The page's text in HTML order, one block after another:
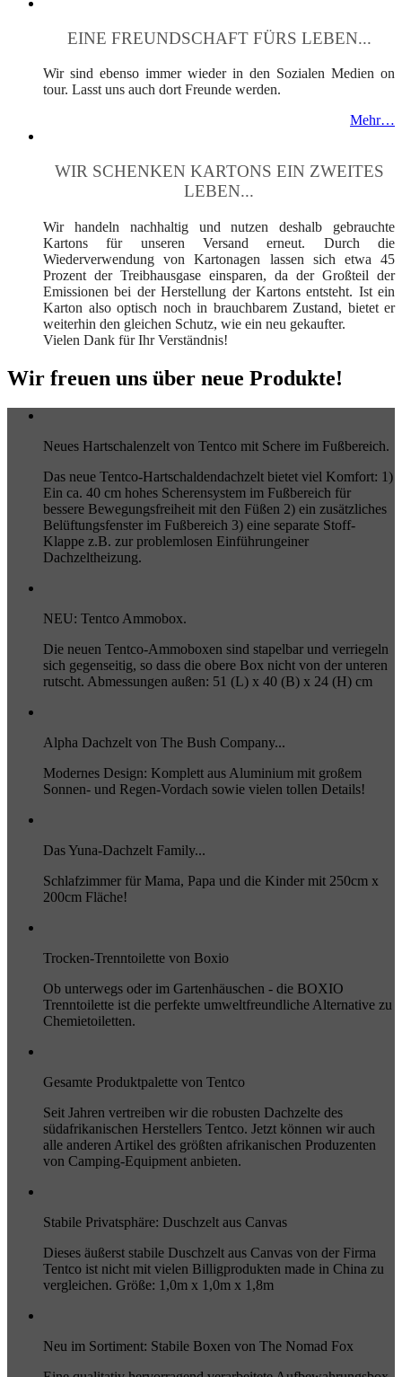
EINE FREUNDSCHAFT FÜRS LEBEN...
Wir sind ebenso immer wieder in den Sozialen Medien on
tour. Lasst uns auch dort Freunde werden.
Mehr…
WIR SCHENKEN KARTONS EIN ZWEITES
LEBEN...
Wir handeln nachhaltig und nutzen deshalb gebrauchte
Kartons für unseren Versand erneut. Durch die
Wiederverwendung von Kartonagen lassen sich etwa 45
Prozent der Treibhausgase einsparen, da der Großteil der
Emissionen bei der Herstellung der Kartons entsteht. Ist ein
Karton also optisch noch in brauchbarem Zustand, bietet er
weiterhin den gleichen Schutz, wie ein neu gekaufter.
Vielen Dank für Ihr Verständnis!
Wir freuen uns über neue Produkte!
Neues Hartschalenzelt von Tentco mit Schere im Fußbereich.
Das neue Tentco-Hartschaldendachzelt bietet viel Komfort: 1)
Ein ca. 40 cm hohes Scherensystem im Fußbereich für
bessere Bewegungsfreiheit mit den Füßen 2) ein zusätzliches
Belüftungsfenster im Fußbereich 3) eine separate Stoff-
Klappe z.B. zur problemlosen Einführungeiner
Dachzeltheizung.
NEU: Tentco Ammobox.
Die neuen Tentco-Ammoboxen sind stapelbar und verriegeln
sich gegenseitig, so dass die obere Box nicht von der unteren
rutscht. Abmessungen außen: 51 (L) x 40 (B) x 24 (H) cm
Alpha Dachzelt von The Bush Company...
Modernes Design: Komplett aus Aluminium mit großem
Sonnen- und Regen-Vordach sowie vielen tollen Details!
Das Yuna-Dachzelt Family...
Schlafzimmer für Mama, Papa und die Kinder mit 250cm x
200cm Fläche!
Trocken-Trenntoilette von Boxio
Ob unterwegs oder im Gartenhäuschen - die BOXIO
Trenntoilette ist die perfekte umweltfreundliche Alternative zu
Chemietoiletten.
Gesamte Produktpalette von Tentco
Seit Jahren vertreiben wir die robusten Dachzelte des
südafrikanischen Herstellers Tentco. Jetzt können wir auch
alle anderen Artikel des größten afrikanischen Produzenten
von Camping-Equipment anbieten.
Stabile Privatsphäre: Duschzelt aus Canvas
Dieses äußerst stabile Duschzelt aus Canvas von der Firma
Tentco ist nicht mit vielen Billigprodukten made in China zu
vergleichen. Größe: 1,0m x 1,0m x 1,8m
Neu im Sortiment: Stabile Boxen von The Nomad Fox